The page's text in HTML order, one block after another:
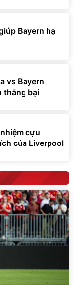
Bayern hạ
vs Bayern
thắng bại
cựu
của Liverpool